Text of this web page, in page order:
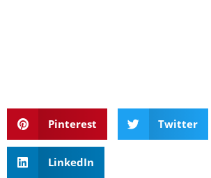
Pinterest Twitter
LinkedIn